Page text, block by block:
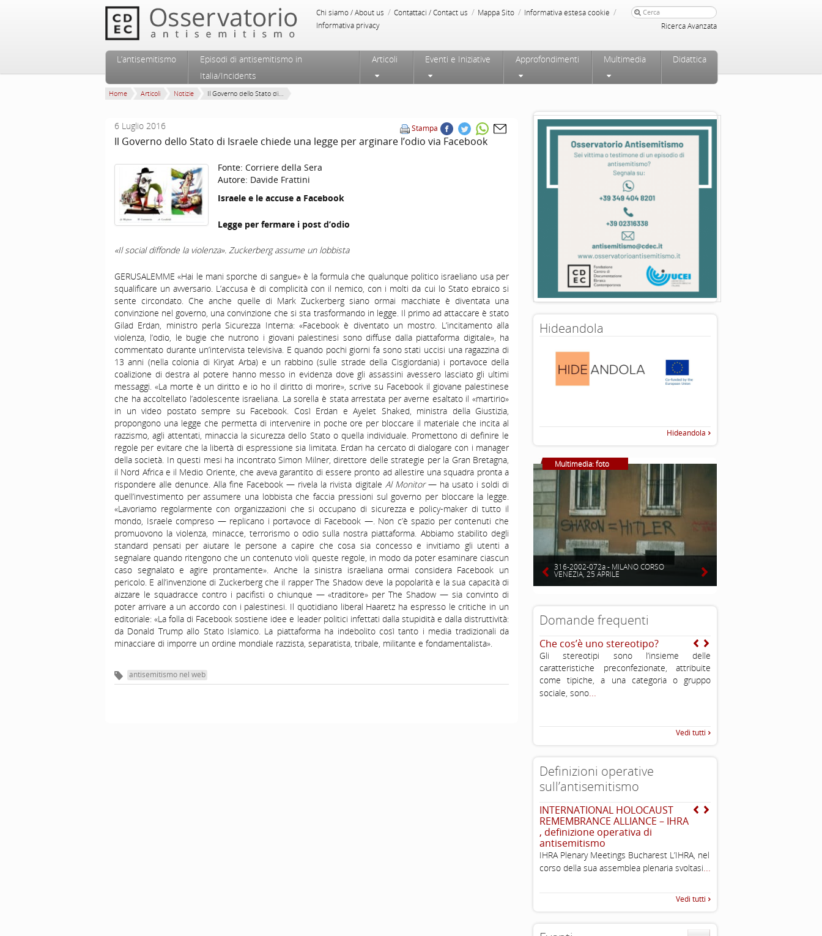
Chi siamo / About us / Contattaci / Contact us / Mappa Sito / Informativa estesa cookie /
Informativa privacy Ricerca Avanzata
Menu principale
Vai al contenuto principale
Vai al contenuto secondario
L’antisemitismo
Episodi di antisemitismo in
Italia/Incidents
Articoli Eventi e Iniziative Approfondimenti Multimedia Didattica
Home Articoli Notizie Il Governo dello Stato di...
Stampa
6 Luglio 2016
Il Governo dello Stato di Israele chiede una legge per arginare l’odio via Facebook
Fonte: Corriere della Sera
Autore: Davide Frattini
Israele e le accuse a Facebook
Legge per fermare i post d’odio
«Il social diffonde la violenza». Zuckerberg assume un lobbista
GERUSALEMME «Hai le mani sporche di sangue» è la formula che qualunque politico israeliano usa per
squalificare un avversario. L’accusa è di complicità con il nemico, con i molti da cui lo Stato ebraico si
sente circondato. Che anche quelle di Mark Zuckerberg siano ormai macchiate è diventata una
convinzione nel governo, una convinzione che si sta trasformando in legge. Il primo ad attaccare è stato
Gilad Erdan, ministro perla Sicurezza Interna: «Facebook è diventato un mostro. L’incitamento alla
violenza, l’odio, le bugie che nutrono i giovani palestinesi sono diffuse dalla piattaforma digitale», ha
commentato durante un’intervista televisiva. E quando pochi giorni fa sono stati uccisi una ragazzina di
13 anni (nella colonia di Kiryat Arba) e un rabbino (sulle strade della Cisgiordania) i portavoce della
coalizione di destra al potere hanno messo in evidenza dove gli assassini avessero lasciato gli ultimi
messaggi. «La morte è un diritto e io ho il diritto di morire», scrive su Facebook il giovane palestinese
che ha accoltellato l’adolescente israeliana. La sorella è stata arrestata per averne esaltato il «martirio»
in un video postato sempre su Facebook. Così Erdan e Ayelet Shaked, ministra della Giustizia,
propongono una legge che permetta di intervenire in poche ore per bloccare il materiale che incita al
razzismo, agli attentati, minaccia la sicurezza dello Stato o quella individuale. Promettono di definire le
regole per evitare che la libertà di espressione sia limitata. Erdan ha cercato di dialogare con i manager
della società. In questi mesi ha incontrato Simon Milner, direttore delle strategie per la Gran Bretagna,
il Nord Africa e il Medio Oriente, che aveva garantito di essere pronto ad allestire una squadra pronta a
rispondere alle denunce. Alla fine Facebook — rivela la rivista digitale Al Monitor— ha usato i soldi di
quell’investimento per assumere una lobbista che faccia pressioni sul governo per bloccare la legge.
«Lavoriamo regolarmente con organizzazioni che si occupano di sicurezza e policy-maker di tutto il
mondo, Israele compreso — replicano i portavoce di Facebook —. Non c’è spazio per contenuti che
promuovono la violenza, minacce, terrorismo o odio sulla nostra piattaforma. Abbiamo stabilito degli
standard pensati per aiutare le persone a capire che cosa sia concesso e invitiamo gli utenti a
segnalare quando ritengono che un contenuto violi queste regole, in modo da poter esaminare ciascun
caso segnalato e agire prontamente». Anche la sinistra israeliana ormai considera Facebook un
pericolo. E all’invenzione di Zuckerberg che il rapper The Shadow deve la popolarità e la sua capacità di
aizzare le squadracce contro i pacifisti o chiunque — «traditore» per The Shadow — sia convinto di
poter arrivare a un accordo con i palestinesi. Il quotidiano liberal Haaretz ha espresso le critiche in un
editoriale: «La folla di Facebook sostiene idee e leader politici infettati dalla stupidità e dalla distruttività:
da Donald Trump allo Stato Islamico. La piattaforma ha indebolito così tanto i media tradizionali da
minacciare di imporre un ordine mondiale razzista, separatista, tribale, militante e fondamentalista».
antisemitismo nel web
Hideandola
Hideandola
Multimedia: foto
316-2002-072a - MILANO CORSO
VENEZIA, 25 APRILE
Domande frequenti
Che cos’è uno stereotipo?
Gli stereotipi sono l’insieme delle
caratteristiche preconfezionate, attribuite
come tipiche, a una categoria o gruppo
sociale, sono...
Vedi tutti
Definizioni operative
sull’antisemitismo
INTERNATIONAL HOLOCAUST
REMEMBRANCE ALLIANCE – IHRA
, definizione operativa di
antisemitismo
IHRA Plenary Meetings Bucharest L’IHRA, nel
corso della sua assemblea plenaria svoltasi...
Vedi tutti